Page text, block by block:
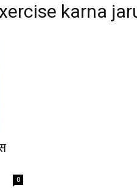
karna
0